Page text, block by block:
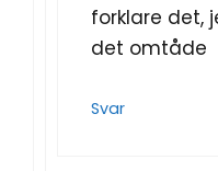
forklare det,
det omtåde
Svar